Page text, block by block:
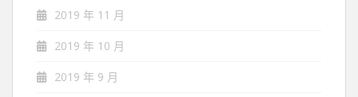
2019 年 11 月
2019 年 10 月
2019 年 9 月